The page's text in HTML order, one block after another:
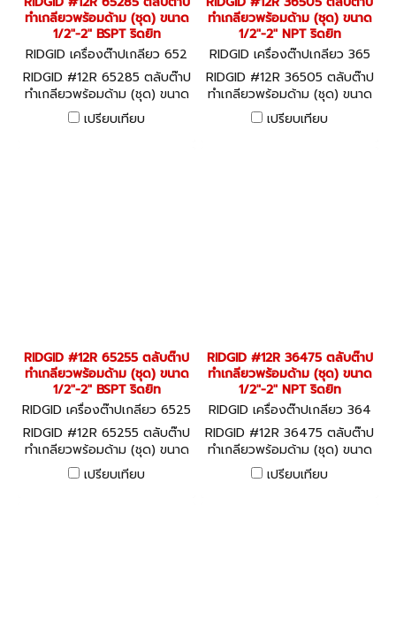
ทำเกลียวพร้อมด้าม (ชุด) ขนาด
1/2"-2" BSPT ริดยิท
RIDGID เครื่องต๊าปเกลียว 652
85
RIDGID #12R 65285 ตลับต๊าป
ทำเกลียวพร้อมด้าม (ชุด) ขนาด
1/2"-2" BSPT ริดยิท
เปรียบเทียบ
ทำเกลียวพร้อมด้าม (ชุด) ขนาด
1/2"-2" NPT ริดยิท
RIDGID เครื่องต๊าปเกลียว 365
05
RIDGID #12R 36505 ตลับต๊าป
ทำเกลียวพร้อมด้าม (ชุด) ขนาด
1/2"-2" NPT ริดยิท
เปรียบเทียบ
RIDGID #12R 65255 ตลับต๊าป
ทำเกลียวพร้อมด้าม (ชุด) ขนาด
1/2"-2" BSPT ริดยิท
RIDGID เครื่องต๊าปเกลียว 6525
5
RIDGID #12R 65255 ตลับต๊าป
ทำเกลียวพร้อมด้าม (ชุด) ขนาด
1/2"-2" BSPT ริดยิท
เปรียบเทียบ
RIDGID #12R 36475 ตลับต๊าป
ทำเกลียวพร้อมด้าม (ชุด) ขนาด
1/2"-2" NPT ริดยิท
RIDGID เครื่องต๊าปเกลียว 364
75
RIDGID #12R 36475 ตลับต๊าป
ทำเกลียวพร้อมด้าม (ชุด) ขนาด
1/2"-2" NPT ริดยิท
เปรียบเทียบ